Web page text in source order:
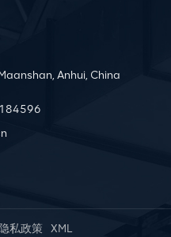
Anhui, China
隐私政策 XML